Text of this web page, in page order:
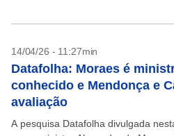
14/04/26 - 11:27min
Datafolha: Moraes é
conhecido e Mendonça e
avaliação
A pesquisa Datafolha divulgada